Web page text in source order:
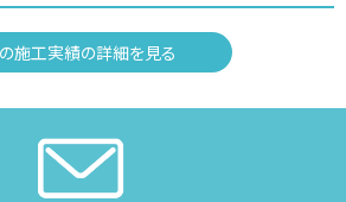
施工実績の詳細を見る